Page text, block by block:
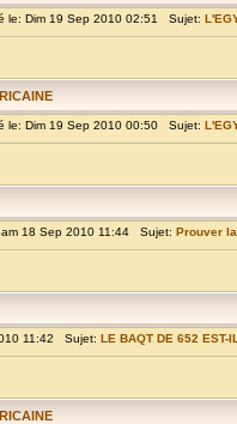
le: Dim 19 Sep 2010 02:51 Sujet:
le: Dim 19 Sep 2010 00:50 Sujet:
18 Sep 2010 11:44 Sujet: Prouver
11:42 Sujet: LE BAQT DE 652 EST-